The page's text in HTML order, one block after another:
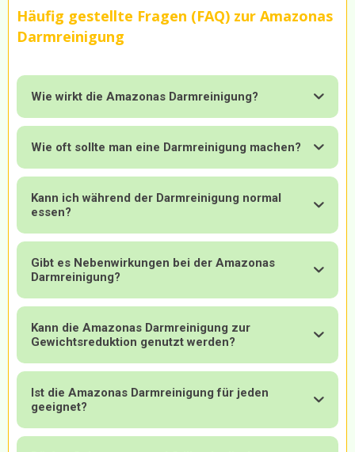
Häufig gestellte Fragen (FAQ) zur Amazonas
Darmreinigung
Wie wirkt die Amazonas Darmreinigung?
Wie oft sollte man eine Darmreinigung machen?
Kann ich während der Darmreinigung normal
essen?
Gibt es Nebenwirkungen bei der Amazonas
Darmreinigung?
Kann die Amazonas Darmreinigung zur
Gewichtsreduktion genutzt werden?
Ist die Amazonas Darmreinigung für jeden
geeignet?